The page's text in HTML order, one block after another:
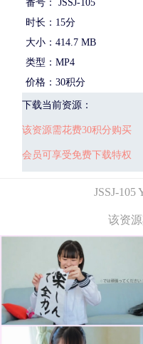
番号： JSSJ-105
时长：15分
大小：414.7 MB
类型：MP4
价格：30积分
下载当前资源：
该资源需花费30积分购买
会员可享受免费下载特权
JSSJ-105
该资